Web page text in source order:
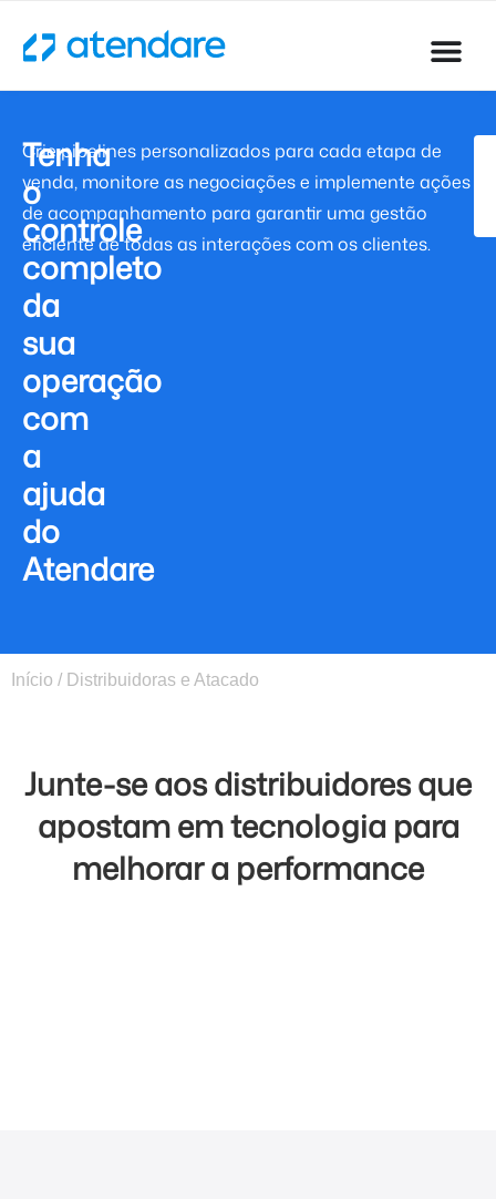
Tenha
o
controle
completo
da
sua
operação
com
a
ajuda
do
Atendare
Crie pipelines personalizados para cada etapa de
venda, monitore as negociações e implemente ações
de acompanhamento para garantir uma gestão
eficiente de todas as interações com os clientes.
Início / Distribuidoras e Atacado
Junte-se aos distribuidores que
apostam em tecnologia para
melhorar a performance